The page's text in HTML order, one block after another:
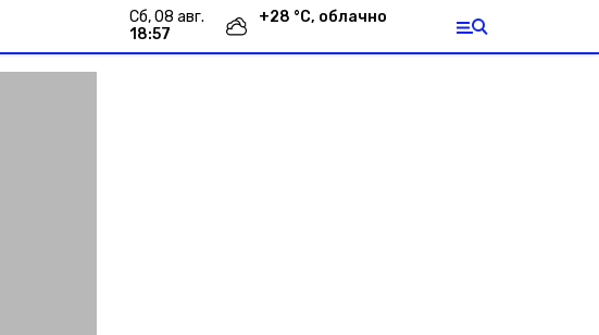
сб, 08 авг.
18:57
+28 °С, облачно